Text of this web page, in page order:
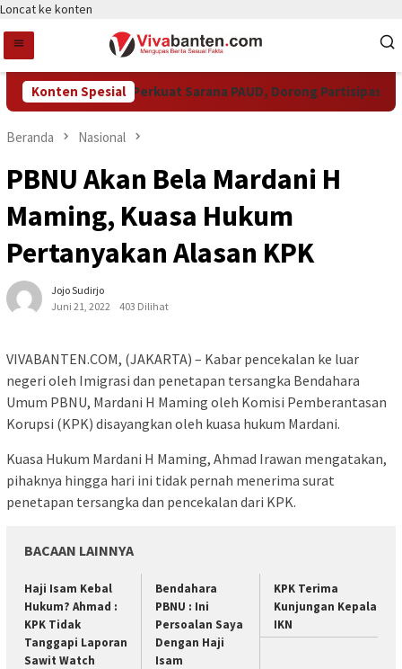
Loncat ke konten
Konten Spesial
Tangsel Perkuat Sarana PAUD, Dorong Partisipasi
Beranda Nasional
PBNU Akan Bela Mardani H
Maming, Kuasa Hukum
Pertanyakan Alasan KPK
Jojo Sudirjo
Juni 21, 2022
403 Dilihat
VIVABANTEN.COM, (JAKARTA) – Kabar pencekalan ke luar
negeri oleh Imigrasi dan penetapan tersangka Bendahara
Umum PBNU, Mardani H Maming oleh Komisi Pemberantasan
Korupsi (KPK) disayangkan oleh kuasa hukum Mardani.
Kuasa Hukum Mardani H Maming, Ahmad Irawan mengatakan,
pihaknya hingga hari ini tidak pernah menerima surat
penetapan tersangka dan pencekalan dari KPK.
BACAAN LAINNYA
Haji Isam Kebal
Hukum? Ahmad :
KPK Tidak
Tanggapi Laporan
Sawit Watch
Bendahara
PBNU : Ini
Persoalan Saya
Dengan Haji
Isam
KPK Terima
Kunjungan Kepala
IKN